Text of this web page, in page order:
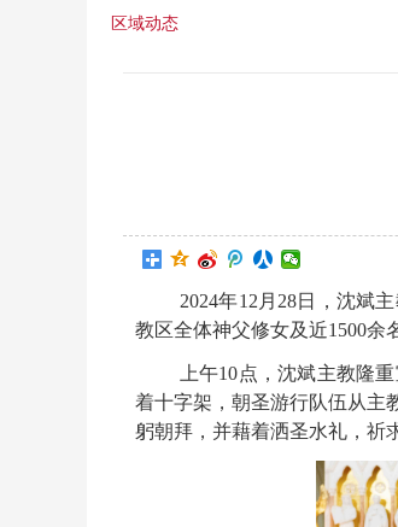
区域动态
2024年12月28日，沈斌
教区全体神父修女及近1500余
上午10点，沈斌主教隆
着十字架，朝圣游行队伍从主
躬朝拜，并藉着洒圣水礼，祈